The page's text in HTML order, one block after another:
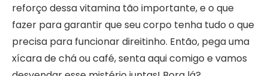
reforço dessa vitamina tão importante, e o que
fazer para garantir que seu corpo tenha tudo o que
precisa para funcionar direitinho. Então, pega uma
xícara de chá ou café, senta aqui comigo e vamos